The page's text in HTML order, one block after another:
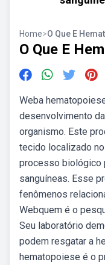
Home>O Que E
O Que E
Weba
desenvolvimento
organismo. Este
tecido localizado
processo biológico
sanguíneas. Esse
fenômenos
Webquem é o
Seu laboratório
podem resgatar a
hematopoiese é o